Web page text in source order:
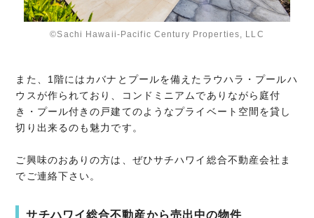
©Sachi Hawaii-Pacific Century Properties, LLC
また、1階にはカバナとプールを備えたラウハラ・プールハ
ウスが作られており、コンドミニアムでありながら庭付
き・プール付きの戸建てのようなプライベート空間を貸し
切り出来るのも魅力です。
ご興味のおありの方は、ぜひサチハワイ総合不動産会社ま
でご連絡下さい。
サチハワイ総合不動産から売出中の物件